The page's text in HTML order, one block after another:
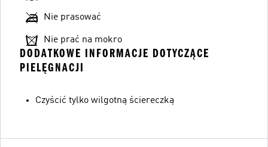
Nie prasować
Nie prać na mokro
DODATKOWE INFORMACJE DOTYCZĄCE
PIELĘGNACJI
Czyścić tylko wilgotną ściereczką